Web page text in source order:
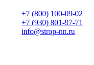
+7 (800) 100-09-02
+7 (930)801-97-71
info@strop-nn.ru